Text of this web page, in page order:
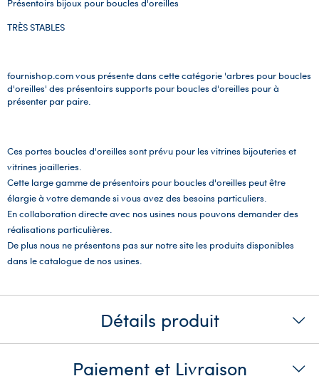
Présentoirs bijoux pour boucles d'oreilles
TRÈS STABLES
fournishop.com vous présente dans cette catégorie 'arbres pour boucles
d'oreilles' des présentoirs supports pour boucles d'oreilles pour à
présenter par paire.
Ces portes boucles d'oreilles sont prévu pour les vitrines bijouteries et
vitrines joailleries.
Cette large gamme de présentoirs pour boucles d'oreilles peut être
élargie à votre demande si vous avez des besoins particuliers.
En collaboration directe avec nos usines nous pouvons demander des
réalisations particulières.
De plus nous ne présentons pas sur notre site les produits disponibles
dans le catalogue de nos usines.
Détails produit
Paiement et Livraison